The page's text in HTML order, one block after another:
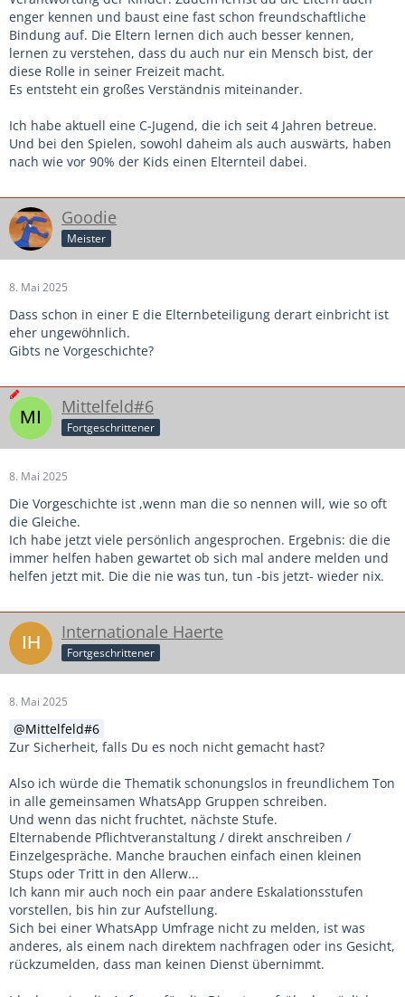
enger kennen und baust eine fast schon freundschaftliche
Bindung auf. Die Eltern lernen dich auch besser kennen,
lernen zu verstehen, dass du auch nur ein Mensch bist, der
diese Rolle in seiner Freizeit macht.
Es entsteht ein großes Verständnis miteinander.
Ich habe aktuell eine C-Jugend, die ich seit 4 Jahren betreue.
Und bei den Spielen, sowohl daheim als auch auswärts, haben
nach wie vor 90% der Kids einen Elternteil dabei.
Goodie
Meister
8. Mai 2025
Dass schon in einer E die Elternbeteiligung derart einbricht ist
eher ungewöhnlich.
Gibts ne Vorgeschichte?
Mittelfeld#6
Fortgeschrittener
8. Mai 2025
Die Vorgeschichte ist ,wenn man die so nennen will, wie so oft
die Gleiche.
Ich habe jetzt viele persönlich angesprochen. Ergebnis: die die
immer helfen haben gewartet ob sich mal andere melden und
helfen jetzt mit. Die die nie was tun, tun -bis jetzt- wieder nix.
Internationale Haerte
Fortgeschrittener
8. Mai 2025
Mittelfeld#6
Zur Sicherheit, falls Du es noch nicht gemacht hast?
Also ich würde die Thematik schonungslos in freundlichem Ton
in alle gemeinsamen WhatsApp Gruppen schreiben.
Und wenn das nicht fruchtet, nächste Stufe.
Elternabende Pflichtveranstaltung / direkt anschreiben /
Einzelgespräche. Manche brauchen einfach einen kleinen
Stups oder Tritt in den Allerw...
Ich kann mir auch noch ein paar andere Eskalationsstufen
vorstellen, bis hin zur Aufstellung.
Sich bei einer WhatsApp Umfrage nicht zu melden, ist was
anderes, als einem nach direktem nachfragen oder ins Gesicht,
rückzumelden, dass man keinen Dienst übernimmt.